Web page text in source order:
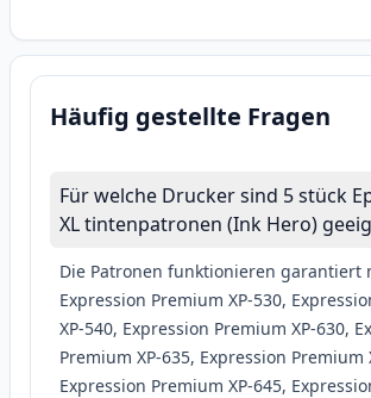
Häufig gestellte Fragen
Für welche Drucker sind 5 stück
XL tintenpatronen (Ink Hero)
Die Patronen funktionieren garantiert
Expression Premium XP-530,
XP-540, Expression Premium XP-630,
Premium XP-635, Expression Premium
Expression Premium XP-645,